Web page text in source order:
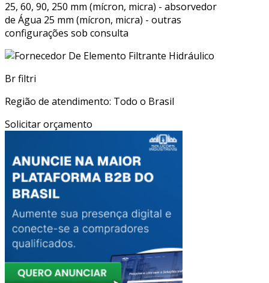
25, 60, 90, 250 mm (mícron, micra) - absorvedor
de Água 25 mm (mícron, micra) - outras
configurações sob consulta
Br filtri
Região de atendimento: Todo o Brasil
Solicitar orçamento